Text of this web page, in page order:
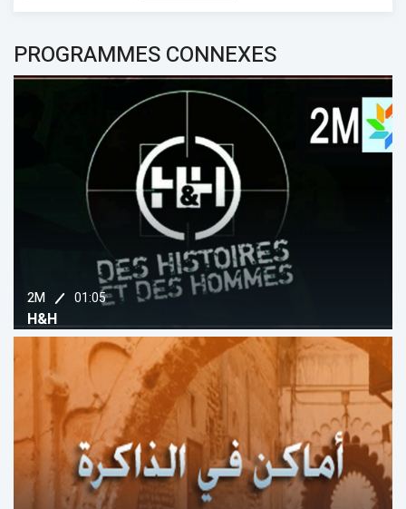
PROGRAMMES CONNEXES
2M 01:05
H&H